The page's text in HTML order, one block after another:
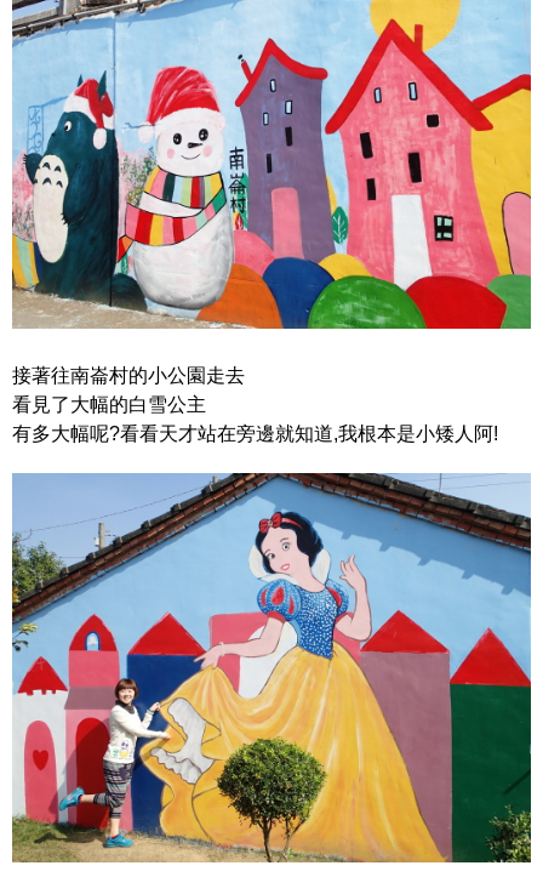
接著往南崙村的小公園走去
看見了大幅的白雪公主
有多大幅呢?看看天才站在旁邊就知道,我根本是小矮人阿!